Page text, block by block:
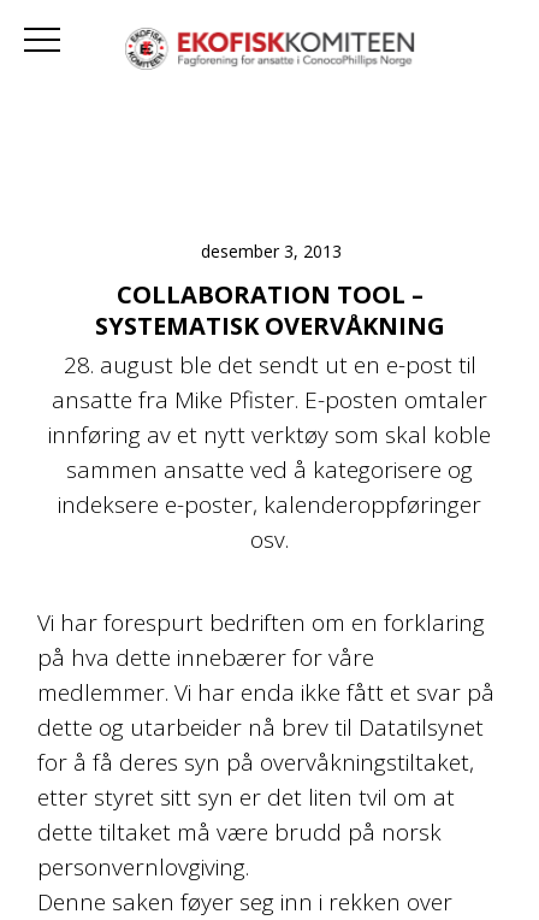
desember 3, 2013
COLLABORATION TOOL –
SYSTEMATISK OVERVÅKNING
28. august ble det sendt ut en e-post til
ansatte fra Mike Pfister. E-posten omtaler
innføring av et nytt verktøy som skal koble
sammen ansatte ved å kategorisere og
indeksere e-poster, kalenderoppføringer
osv.
Vi har forespurt bedriften om en forklaring
på hva dette innebærer for våre
medlemmer. Vi har enda ikke fått et svar på
dette og utarbeider nå brev til Datatilsynet
for å få deres syn på overvåkningstiltaket,
etter styret sitt syn er det liten tvil om at
dette tiltaket må være brudd på norsk
personvernlovgiving.
Denne saken føyer seg inn i rekken over